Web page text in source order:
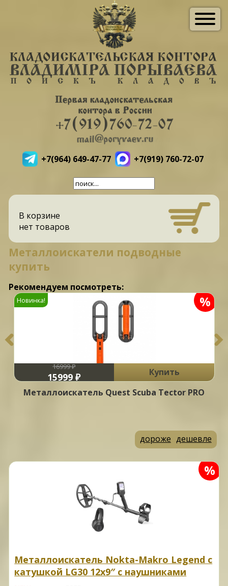
+7(964) 649-47-77 +7(919) 760-72-07
В корзине
нет товаров
Металлоискатели подводные
купить
Рекомендуем посмотреть:
%
Новинка!
16999 ₽
15999 ₽
Купить
Металлоискатель Quest Scuba Tector PRO
дороже дешевле
%
Металлоискатель Nokta-Makro Legend с
катушкой LG30 12x9″ с наушниками